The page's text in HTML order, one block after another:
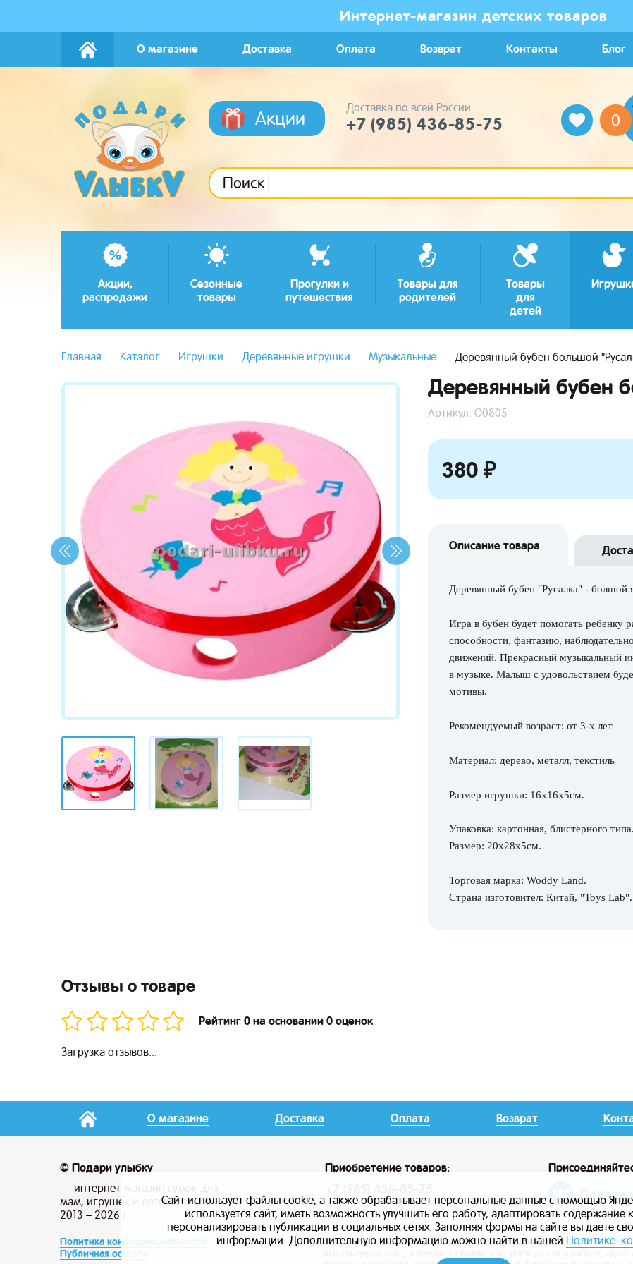
Интернет-магазин детских товаров
О магазине Доставка Оплата Возврат Контакты Блог
Акции
Доставка по всей России
+7 (985) 436-85-75 0
Поиск
Акции,
распродажи
Сезонные
товары
Прогулки и
путешествия
Товары для
родителей
Товары
для
детей
Главная Каталог Игрушки Деревянные игрушки Музыкальные Деревянный бубен большой
Деревянный бубен
Артикул: О0805
380 ₽
Описание товара
Деревянный бубен "Русалка" - болшой
Игра в бубен будет помогать ребенку
способности, фантазию,
движений. Прекрасный музыкальный
в музыке. Малыш с удовольствием
мотивы.
Рекомендуемый возраст: от 3-х лет
Материал: дерево, металл, текстиль
Размер игрушки: 16х16х5см.
Упаковка: картонная, блистерного типа.
Размер: 20х28х5см.
Торговая марка: Woddy Land.
Страна изготовител: Китай, "Toys Lab".
Отзывы о товаре
Рейтинг 0 на основании 0 оценок
Загрузка отзывов...
О магазине Доставка Оплата Возврат
© Подари улыбку
— интернет-магазин сумок для
мам, игрушек и детских товаров
2013 – 2026 г.
Приобретение товаров:
Подари
Политика конфиденциальности
Публичная оферта
Сайт использует файлы cookie, а также обрабатывает
используется сайт, и иметь возможность улучшить его работу,
Сайт использует файлы cookie, а также обрабатывает персональные данные с помощью
используется сайт, иметь возможность улучшить его работу, адаптировать
персонализировать публикации в социальных сетях. Заполняя формы на сайте вы даете
информации. Дополнительную информацию можно найти в нашей Политике